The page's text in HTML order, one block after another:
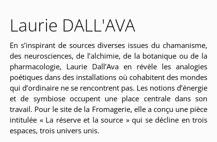
Laurie DALL'AVA
En s’inspirant de sources diverses issues du chamanisme,
des neurosciences, de l’alchimie, de la botanique ou de la
pharmacologie, Laurie Dall’Ava en révèle les analogies
poétiques dans des installations où cohabitent des mondes
qui d’ordinaire ne se rencontrent pas. Les notions d’énergie
et de symbiose occupent une place centrale dans son
travail. Pour le site de la Fromagerie, elle a conçu une pièce
intitulée « La réserve et la source » qui se décline en trois
espaces, trois univers unis.